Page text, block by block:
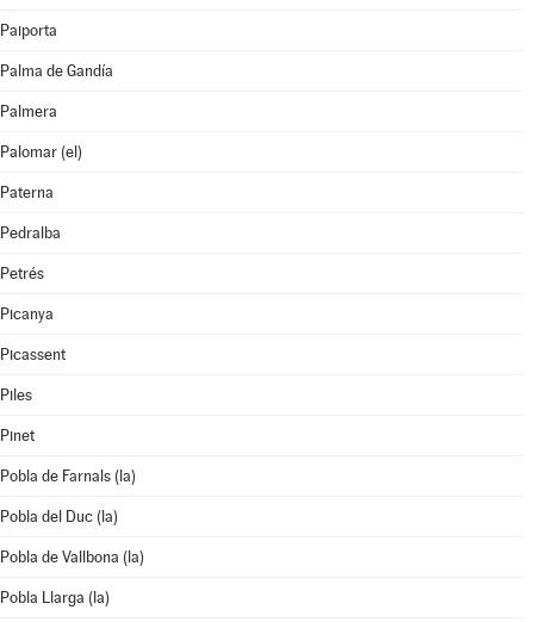
Paiporta
Palma de Gandía
Palmera
Palomar (el)
Paterna
Pedralba
Petrés
Picanya
Picassent
Piles
Pinet
Pobla de Farnals (la)
Pobla del Duc (la)
Pobla de Vallbona (la)
Pobla Llarga (la)